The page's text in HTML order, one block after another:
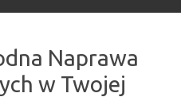
Naprawa
w Twojej